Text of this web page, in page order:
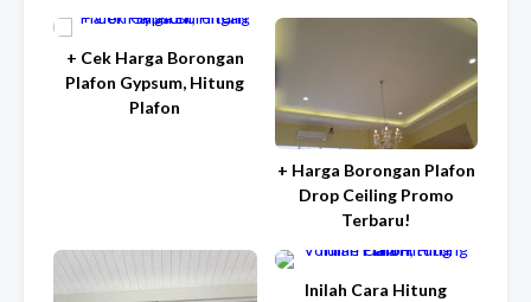
+ Cek Harga Borongan
Plafon Gypsum, Hitung
Plafon
+ Harga Borongan Plafon
Drop Ceiling Promo
Terbaru!
Inilah Cara Hitung